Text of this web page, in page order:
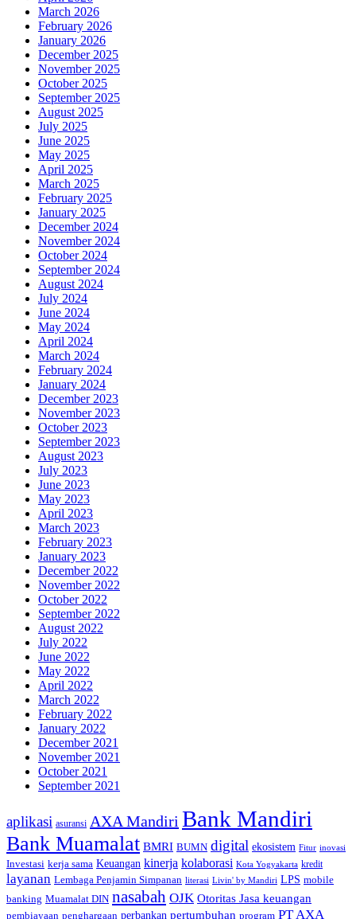
March 2026
February 2026
January 2026
December 2025
November 2025
October 2025
September 2025
August 2025
July 2025
June 2025
May 2025
April 2025
March 2025
February 2025
January 2025
December 2024
November 2024
October 2024
September 2024
August 2024
July 2024
June 2024
May 2024
April 2024
March 2024
February 2024
January 2024
December 2023
November 2023
October 2023
September 2023
August 2023
July 2023
June 2023
May 2023
April 2023
March 2023
February 2023
January 2023
December 2022
November 2022
October 2022
September 2022
August 2022
July 2022
June 2022
May 2022
April 2022
March 2022
February 2022
January 2022
December 2021
November 2021
October 2021
September 2021
aplikasi asuransi AXA Mandiri Bank Mandiri
Bank Muamalat BMRI BUMN digital ekosistem Fitur inovasi
Investasi kerja sama Keuangan kinerja kolaborasi Kota Yogyakarta kredit
layanan Lembaga Penjamin Simpanan literasi Livin' by Mandiri LPS mobile
banking Muamalat DIN nasabah OJK Otoritas Jasa keuangan
pembiayaan penghargaan perbankan pertumbuhan program PT AXA